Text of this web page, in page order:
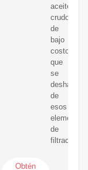
aceite
crudo
de
bajo
costo
que
se
deshace
de
esos
elementos
de
filtración,
Obtén